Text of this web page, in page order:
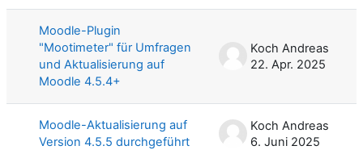
Moodle-Plugin
"Mootimeter" für Umfragen
und Aktualisierung auf
Moodle 4.5.4+
Koch Andreas
22. Apr. 2025
Moodle-Aktualisierung auf
Version 4.5.5 durchgeführt
Koch Andreas
6. Juni 2025